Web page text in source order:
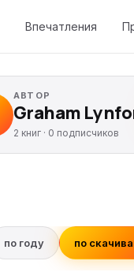
Впечатления
АВТОР
Graham
2 книг · 0 подписчиков
по году по